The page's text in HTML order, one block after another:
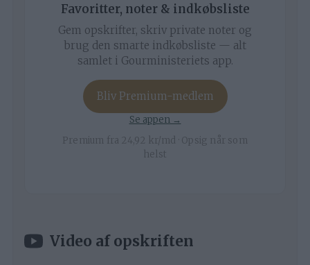
Favoritter, noter & indkøbsliste
Gem opskrifter, skriv private noter og
brug den smarte indkøbsliste — alt
samlet i Gourministeriets app.
Bliv Premium-medlem
Se appen →
Premium fra 24,92 kr/md · Opsig når som
helst
Video af opskriften